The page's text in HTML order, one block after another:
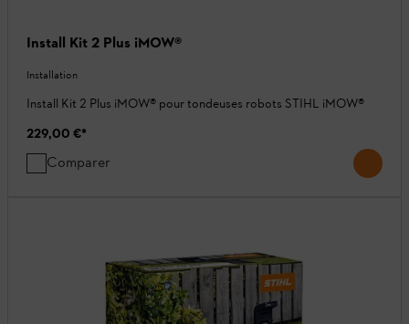
Install Kit 2 Plus iMOW®
Installation
Install Kit 2 Plus iMOW® pour tondeuses robots STIHL iMOW®
229,00 €*
Comparer